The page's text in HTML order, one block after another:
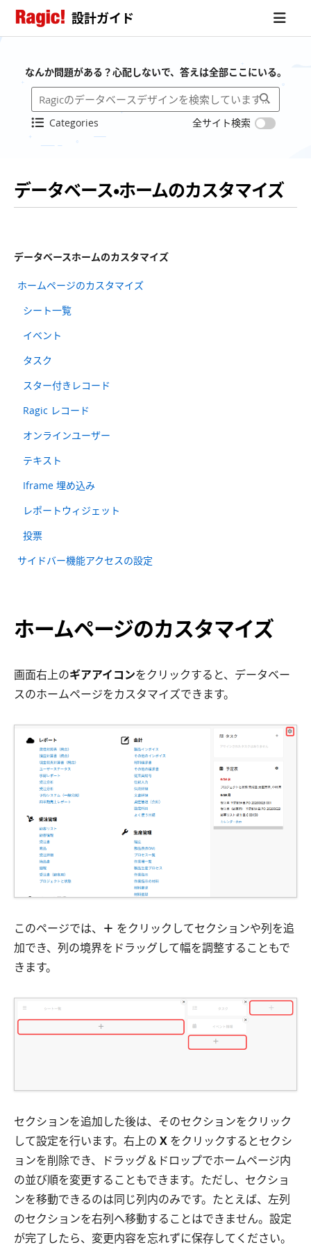
設計ガイド
なんか問題がある？心配しないで、答えは全部ここにいる。
Categories 全サイト検索
データベース・ホームのカスタマイズ
データベースホームのカスタマイズ
ホームページのカスタマイズ
シート一覧
イベント
タスク
スター付きレコード
Ragic レコード
オンラインユーザー
テキスト
Iframe 埋め込み
レポートウィジェット
投票
サイドバー機能アクセスの設定
ホームページのカスタマイズ
画面右上のギアアイコンをクリックすると、データベー
スのホームページをカスタマイズできます。
このページでは、 ＋ をクリックしてセクションや列を追
加でき、列の境界をドラッグして幅を調整することもで
きます。
セクションを追加した後は、そのセクションをクリック
して設定を行います。右上の X をクリックするとセクシ
ョンを削除でき、ドラッグ＆ドロップでホームページ内
の並び順を変更することもできます。ただし、セクショ
ンを移動できるのは同じ列内のみです。たとえば、左列
のセクションを右列へ移動することはできません。設定
が完了したら、変更内容を忘れずに保存してください。